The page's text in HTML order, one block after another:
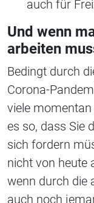
auch für
Und wenn
arbeiten
Bedingt durch
Corona-
viele
es so, dass Sie
sich fordern
nicht von heute
wenn durch die
auch noch